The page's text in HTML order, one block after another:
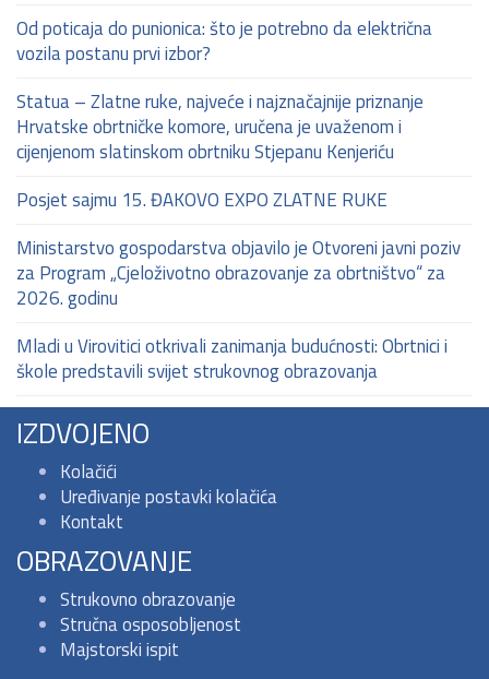
Od poticaja do punionica: što je potrebno da električna
vozila postanu prvi izbor?
Statua – Zlatne ruke, najveće i najznačajnije priznanje
Hrvatske obrtničke komore, uručena je uvaženom i
cijenjenom slatinskom obrtniku Stjepanu Kenjeriću
Posjet sajmu 15. ĐAKOVO EXPO ZLATNE RUKE
Ministarstvo gospodarstva objavilo je Otvoreni javni poziv
za Program „Cjeloživotno obrazovanje za obrtništvo“ za
2026. godinu
Mladi u Virovitici otkrivali zanimanja budućnosti: Obrtnici i
škole predstavili svijet strukovnog obrazovanja
IZDVOJENO
Kolačići
Uređivanje postavki kolačića
Kontakt
OBRAZOVANJE
Strukovno obrazovanje
Stručna osposobljenost
Majstorski ispit